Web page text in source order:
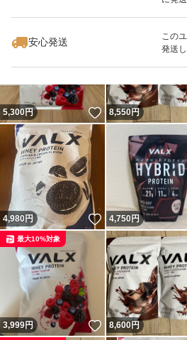
安心発送
この
発送
5,300円 いいね！
8,550円
4,980円 いいね！
4,750円
3,999円 いいね！
最大10%対象
8,600円